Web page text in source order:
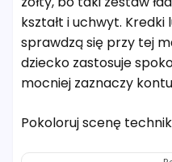
kształt i uchwyt.
sprawdzą się przy tej
dziecko zastosuje
mocniej zaznaczy
Pokoloruj scenę